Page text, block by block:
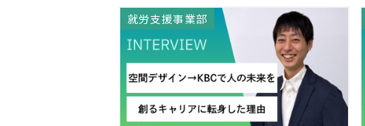
就労支援事業部